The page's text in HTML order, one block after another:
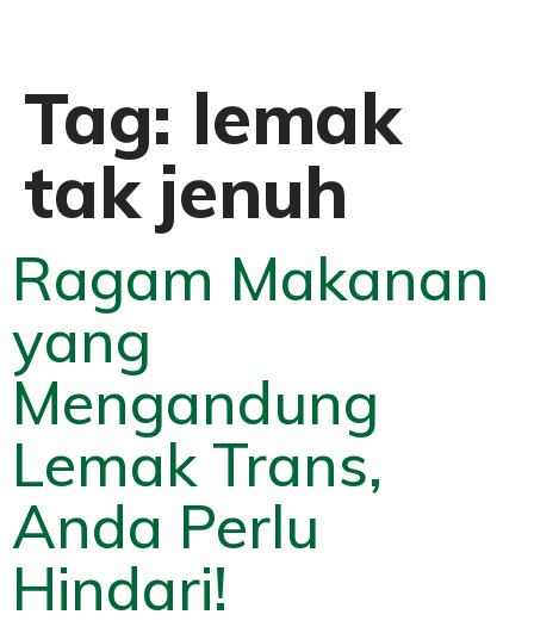
Tag: lemak
tak jenuh
Ragam Makanan
yang
Mengandung
Lemak Trans,
Anda Perlu
Hindari!